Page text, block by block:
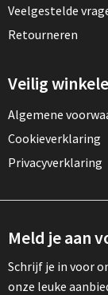
Veelgestelde
Retourneren
Veilig
Algemene
Cookieverklaring
Privacyverklaring
Meld je aan
Schrijf je in voor
onze leuke